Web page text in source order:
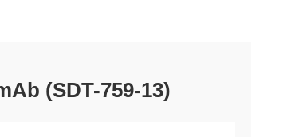
(SDT-759-13)